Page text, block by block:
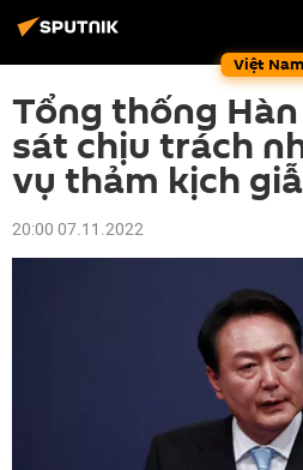
Việt Nam
Tổng thống
sát chịu trách
vụ thảm kịch
20:00 07.11.2022